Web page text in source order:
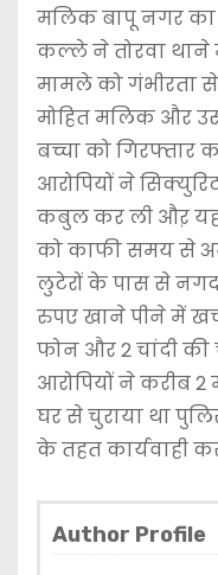
मलिक बापू नगर का
कल्ले ने तोरवा थाने
मामले को गंभीरता
मोहित मलिक और
बच्चा को गिरफ्तार
आरोपियों ने
कबुल कर ली औऱ यह
को काफी समय से
लुटेरों के पास से नगद
रुपए खाने पीने में
फोन और 2 चांदी की
आरोपियों ने करीब
घर से चुराया था
के तहत कार्यवाही
Author Profile